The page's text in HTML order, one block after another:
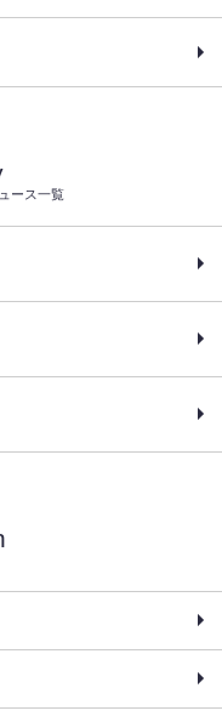
ース一覧